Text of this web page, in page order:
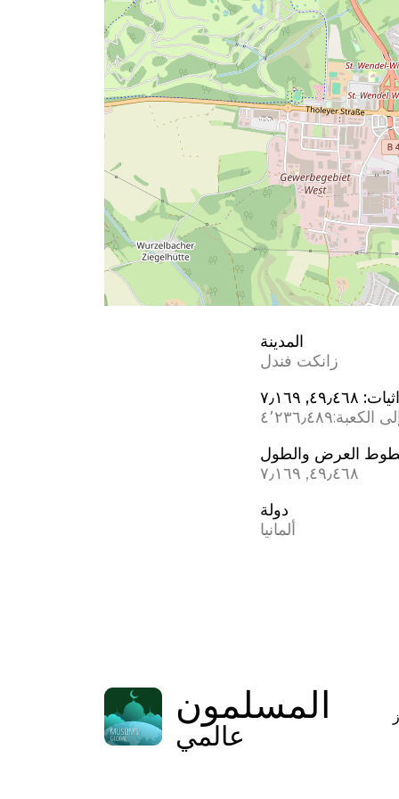
المدينة
زانكت فندل
٤٩٫٤٦٨, ٧٫١٦٩
الكعبة:٤٬٢٣٦٫٤٨٩
العرض والطول
٤٩٫٤٦٨, ٧٫١٦٩
دولة
ألمانيا
المسلمون
عالمي